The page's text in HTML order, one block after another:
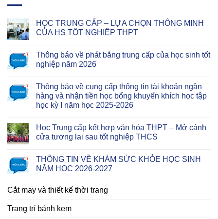
HỌC TRUNG CẤP – LỰA CHỌN THÔNG MINH
CỦA HS TỐT NGHIỆP THPT
Thông báo về phát bằng trung cấp của học sinh tốt
nghiệp năm 2026
Thông báo về cung cấp thông tin tài khoản ngân
hàng và nhận tiền học bổng khuyến khích học tập
học kỳ I năm học 2025-2026
Học Trung cấp kết hợp văn hóa THPT – Mở cánh
cửa tương lai sau tốt nghiệp THCS
THÔNG TIN VỀ KHÁM SỨC KHỎE HỌC SINH
NĂM HỌC 2026-2027
Cắt may và thiết kế thời trang
Trang trí bánh kem